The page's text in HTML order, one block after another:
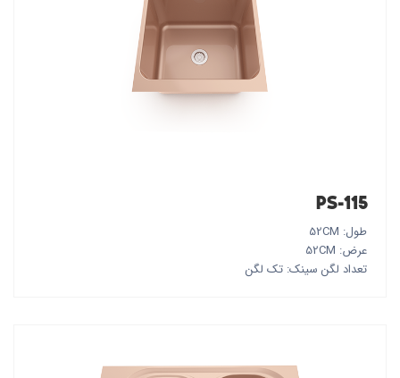
PS-115
طول: 52CM
عرض: 52CM
تعداد لگن سینک: تک لگن